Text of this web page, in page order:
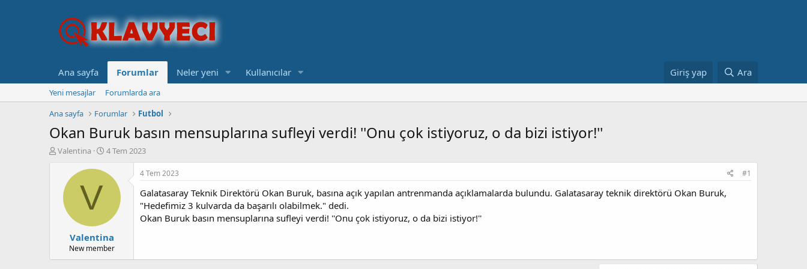
Ana sayfa Forumlar Neler yeni Kullanıcılar Giriş yap Ara
Yeni mesajlar
Forumlarda ara
Ana sayfa
Forumlar Futbol
Okan Buruk basın mensuplarına sufleyi verdi! ''Onu çok istiyoruz, o da bizi istiyor!''
K
l
Valentina
B
ş
ı
ç
t
a
4 Tem 2023
V
Valentina
New member
4 Tem 2023 #1
Galatasaray Teknik Direktörü Okan Buruk, basına açık yapılan antrenmanda açıklamalarda bulundu. Galatasaray teknik direktörü Okan Buruk,
"Hedefimiz 3 kulvarda da başarılı olabilmek." dedi.
Okan Buruk basın mensuplarına sufleyi verdi! ''Onu çok istiyoruz, o da bizi istiyor!''